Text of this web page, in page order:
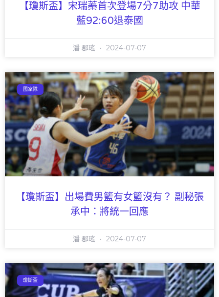
【瓊斯盃】宋瑞蓁首次登場7分7助攻 中華
藍92:60退泰國
潘 郡瑤 2024-07-07
國家隊
【瓊斯盃】出場費男籃有女籃沒有？ 副秘張
承中：將統一回應
潘 郡瑤 2024-07-07
瓊斯盃